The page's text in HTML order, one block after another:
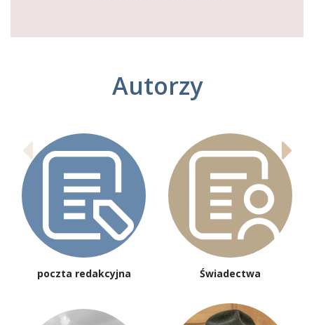
Autorzy
poczta redakcyjna Świadectwa